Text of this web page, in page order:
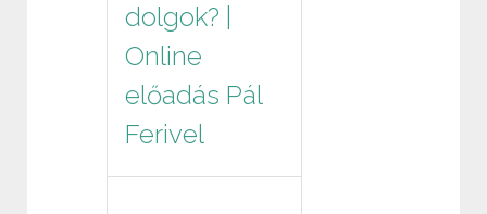
dolgok? |
Online
előadás Pál
Ferivel